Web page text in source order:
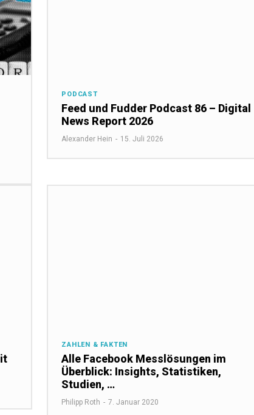
PODCAST
Feed und Fudder Podcast 86 – Digital
News Report 2026
Alexander Hein - 15. Juli 2026
ZAHLEN & FAKTEN
Alle Facebook Messlösungen im
Überblick: Insights, Statistiken,
Studien, …
Philipp Roth - 7. Januar 2020